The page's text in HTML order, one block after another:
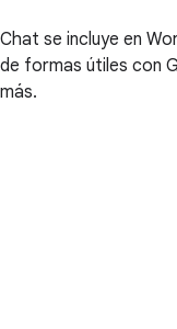
Chat se incluye en
de formas útiles con
más.